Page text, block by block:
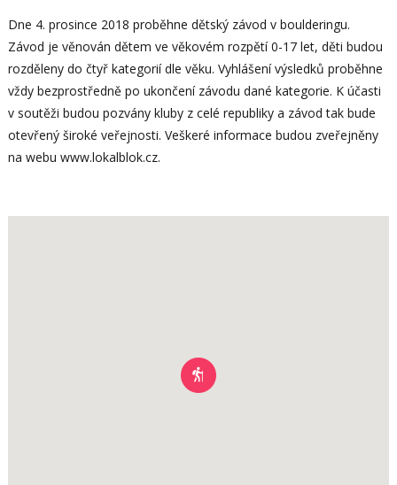
Dne 4. prosince 2018 proběhne dětský závod v boulderingu.
Závod je věnován dětem ve věkovém rozpětí 0-17 let, děti budou
rozděleny do čtyř kategorií dle věku. Vyhlášení výsledků proběhne
vždy bezprostředně po ukončení závodu dané kategorie. K účasti
v soutěži budou pozvány kluby z celé republiky a závod tak bude
otevřený široké veřejnosti. Veškeré informace budou zveřejněny
na webu www.lokalblok.cz.